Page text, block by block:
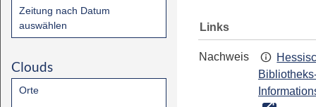
Zeitung nach Datum
auswählen
Clouds
Orte
Links
Nachweis